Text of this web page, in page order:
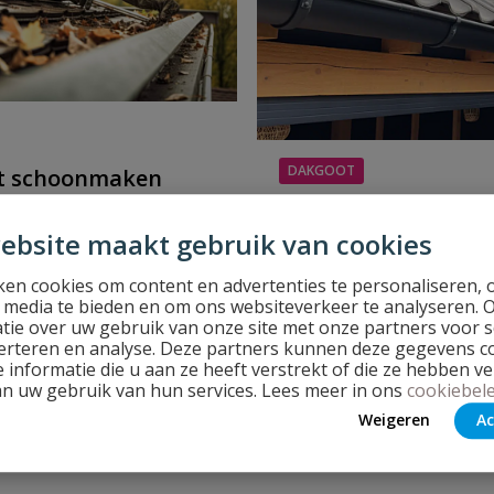
maakt gebruik van cookies
cookies om content en advertenties te personaliseren,
te bieden en om ons websiteverkeer te analyseren.
over uw gebruik van onze site met onze partners voor
en analyse. Deze partners kunnen deze gegevens
informatie die u aan ze heeft verstrekt of die ze hebben
uw gebruik van hun services. Lees meer in ons
Weigeren
schoonmaken
en lekkages
DAKGOOT
eenvoudig zelf te
Dakgoot zelf plaatsen:
voor een goede
Lees meer